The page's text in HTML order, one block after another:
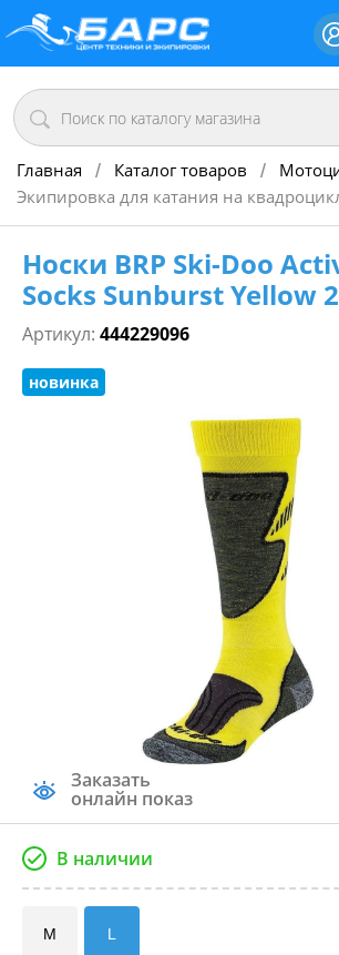
Главная / Каталог товаров /
Экипировка для катания на
Носки BRP Ski-Doo
Socks Sunburst Yellow
Артикул: 444229096
новинка
Заказать
онлайн показ
В наличии
M L